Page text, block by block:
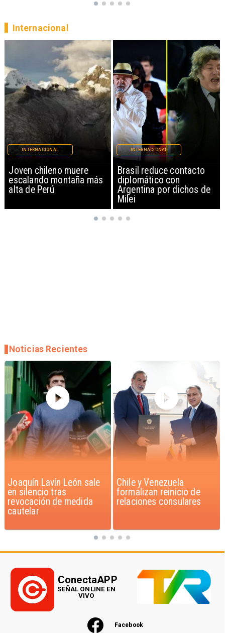
Brasil reduce contacto
diplomático con
Argentina por dichos de
INTERNACIONAL
China restringe
exportación de drones a
EEUU y sanciona
empresas
INTERNACIONAL
Internacional
Chile y Venezuela
formalizan reinicio de
relaciones consulares
Feriantes rechazan
dichos de Camila Flores
sobre Fabiola Campillai
Noticias Recientes
Facebook
ConectaAPP
SEÑAL ONLINE EN
VIVO